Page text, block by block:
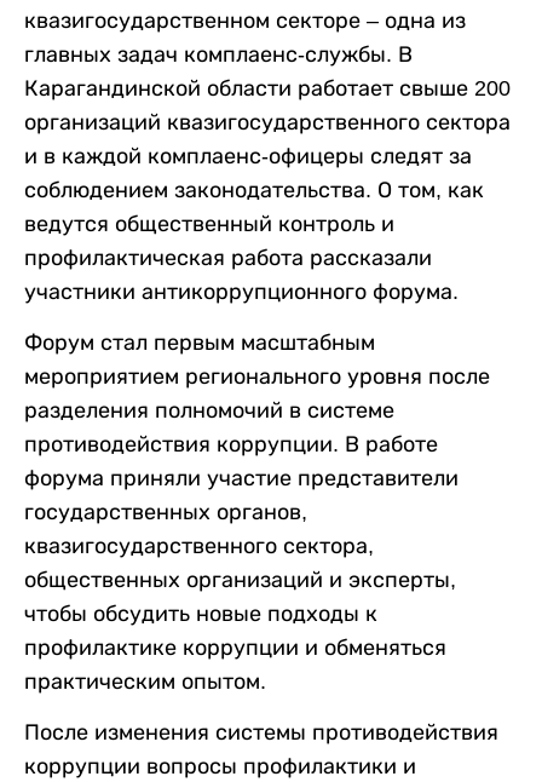
квазигосударственном секторе – одна из
главных задач комплаенс-службы. В
Карагандинской области работает свыше 200
организаций квазигосударственного сектора
и в каждой комплаенс-офицеры следят за
соблюдением законодательства. О том, как
ведутся общественный контроль и
профилактическая работа рассказали
участники антикоррупционного форума.
Форум стал первым масштабным
мероприятием регионального уровня после
разделения полномочий в системе
противодействия коррупции. В работе
форума приняли участие представители
государственных органов,
квазигосударственного сектора,
общественных организаций и эксперты,
чтобы обсудить новые подходы к
профилактике коррупции и обменяться
практическим опытом.
После изменения системы противодействия
коррупции вопросы профилактики и